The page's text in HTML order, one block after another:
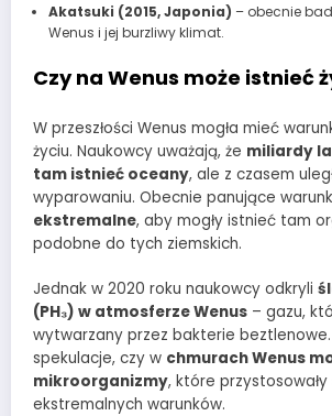
Akatsuki (2015, Japonia) – obecnie
Wenus i jej burzliwy klimat.
Czy na Wenus może istnieć
W przeszłości Wenus mogła mieć
życiu. Naukowcy uważają, że miliardy
tam istnieć oceany, ale z czasem
wyparowaniu. Obecnie panujące
ekstremalne, aby mogły istnieć tam
podobne do tych ziemskich.
Jednak w 2020 roku naukowcy odkryli
(PH₃) w atmosferze Wenus – gazu,
wytwarzany przez bakterie beztlenowe.
spekulacje, czy w chmurach Wenus
mikroorganizmy, które przystosowały
ekstremalnych warunków.